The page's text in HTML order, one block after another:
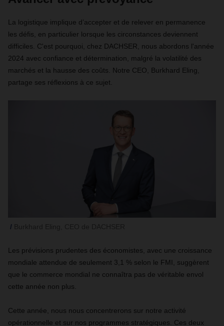
La logistique implique d’accepter et de relever en permanence
les défis, en particulier lorsque les circonstances deviennent
difficiles. C'est pourquoi, chez DACHSER, nous abordons l'année
2024 avec confiance et détermination, malgré la volatilité des
marchés et la hausse des coûts. Notre CEO, Burkhard Eling,
partage ses réflexions à ce sujet.
Les prévisions prudentes des économistes, avec une croissance
mondiale attendue de seulement 3,1 % selon le FMI, suggèrent
que le commerce mondial ne connaîtra pas de véritable envol
cette année non plus.
Cette année, nous nous concentrerons sur notre activité
opérationnelle et sur nos programmes stratégiques. Ces deux